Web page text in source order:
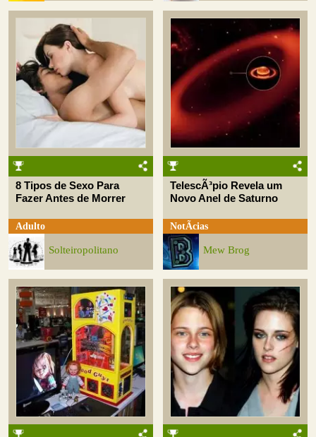
8 Tipos de Sexo Para
Fazer Antes de Morrer
Adulto
Solteiropolitano
TelescÃ³pio Revela um
Novo Anel de Saturno
NotÃ­cias
Mew Brog